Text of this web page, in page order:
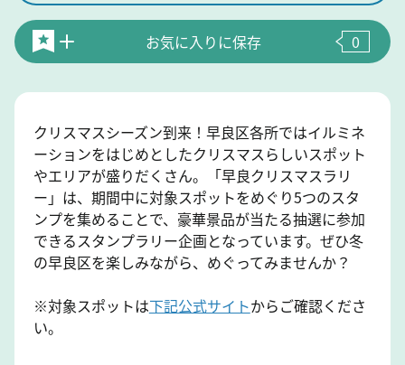
お気に入りに保存 0
クリスマスシーズン到来！早良区各所ではイルミネ
ーションをはじめとしたクリスマスらしいスポット
やエリアが盛りだくさん。「早良クリスマスラリ
ー」は、期間中に対象スポットをめぐり5つのスタ
ンプを集めることで、豪華景品が当たる抽選に参加
できるスタンプラリー企画となっています。ぜひ冬
の早良区を楽しみながら、めぐってみませんか？
※対象スポットは下記公式サイトからご確認くださ
い。